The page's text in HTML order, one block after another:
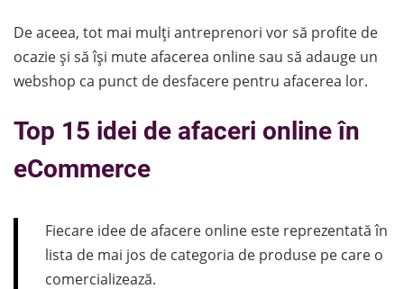
De aceea, tot mai mulți antreprenori vor să profite de
ocazie și să își mute afacerea online sau să adauge un
webshop ca punct de desfacere pentru afacerea lor.
Top 15 idei de afaceri online în
eCommerce
Fiecare idee de afacere online este reprezentată în
lista de mai jos de categoria de produse pe care o
comercializează.